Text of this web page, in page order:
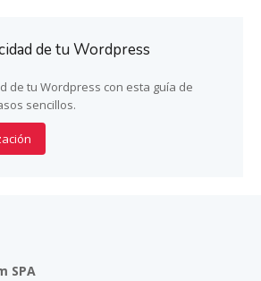
de tu Wordpress
de tu Wordpress con esta guía de
sencillos.
SPA